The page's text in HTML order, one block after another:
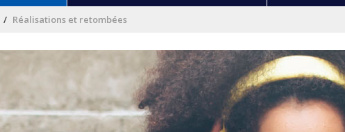
Réalisations et retombées